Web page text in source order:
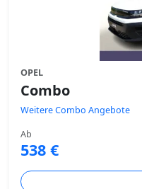
OPEL
Combo
Weitere Combo Angebote
Ab
538 €